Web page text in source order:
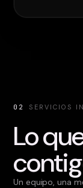
02 SERVICIOS
Lo
Un equipo, una